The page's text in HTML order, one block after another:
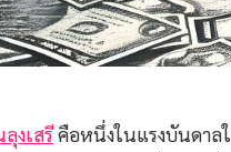
งเสรีคือหนึ่งในแรงบันดาล